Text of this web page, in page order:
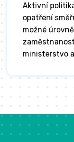
Aktivní
opatření
možné
ministerstvo